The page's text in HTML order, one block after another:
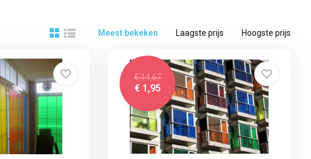
Meest bekeken Laagste prijs Hoogste prijs
€ 14,67
€ 1,95